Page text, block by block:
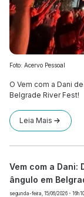
Foto: Acervo Pessoal
O Vem com a Dani
Belgrade River Fest!
Leia Mais
Vem com a Dani:
ângulo em
segunda-feira, 15/06/2026 - 16h10